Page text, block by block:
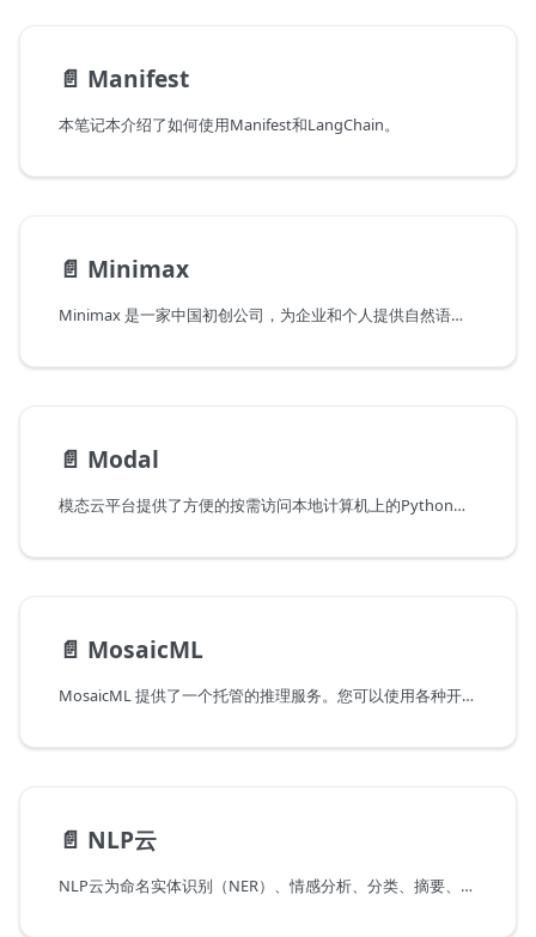
📄️ Manifest
本笔记本介绍了如何使用Manifest和LangChain。
📄️ Minimax
Minimax 是一家中国初创公司，为企业和个人提供自然语言处理模型。
📄️ Modal
模态云平台提供了方便的按需访问本地计算机上的Python脚本的无服务器云计算。使用modal来运行自己的自定义LLM模型，而不是依赖LLM API。
📄️ MosaicML
MosaicML 提供了一个托管的推理服务。您可以使用各种开源模型，或者部署自己的模型。
📄️ NLP云
NLP云为命名实体识别（NER）、情感分析、分类、摘要、改写、语法和拼写纠正、关键词和关键短语提取、聊天机器人、产品描述和广告生成、意图分类、文本生成、图像生成、博客文章生成、代码生成、问答、自动语音识别、机器翻译、语言检测、语义搜索、语义相似度、分词、词性标注、嵌入和依存句法分析等提供高性能的预训练或自定义模型。它已经准备好投入生产，并通过REST API提供服务。